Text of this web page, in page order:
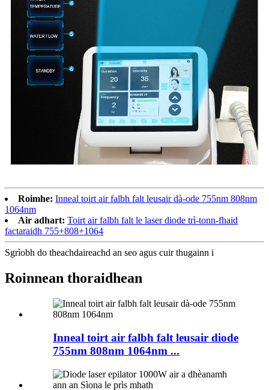
Roimhe: Inneal toirt air falbh falt leusair dà-ode 755nm 808nm
1064nm
Air adhart: Toirt air falbh falt le laser diode trì-tonn-fhaid
factaraidh 755+808+1064
Sgrìobh do theachdaireachd an seo agus cuir thugainn i
Roinnean thoraidhean
Inneal toirt air falbh falt leusair diode
755nm 808nm 1064nm ...